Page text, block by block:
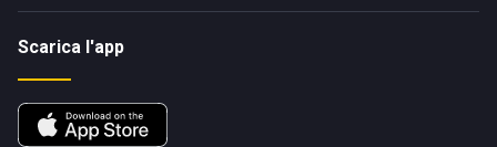
Scarica l'app